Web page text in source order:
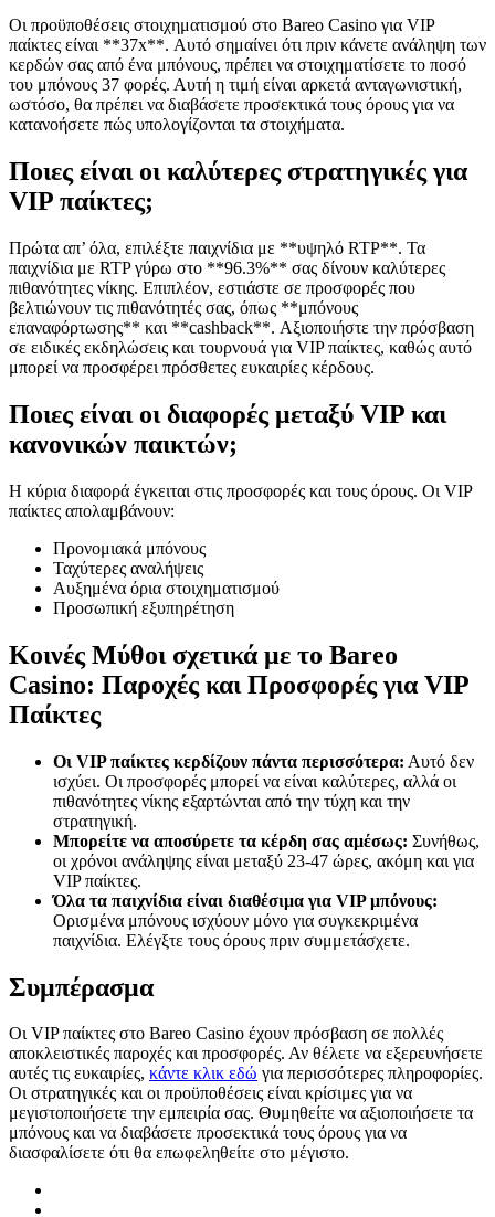
Οι προϋποθέσεις στοιχηματισμού στο Bareo Casino για VIP
παίκτες είναι **37x**. Αυτό σημαίνει ότι πριν κάνετε ανάληψη των
κερδών σας από ένα μπόνους, πρέπει να στοιχηματίσετε το ποσό
του μπόνους 37 φορές. Αυτή η τιμή είναι αρκετά ανταγωνιστική,
ωστόσο, θα πρέπει να διαβάσετε προσεκτικά τους όρους για να
κατανοήσετε πώς υπολογίζονται τα στοιχήματα.
Ποιες είναι οι καλύτερες στρατηγικές για
VIP παίκτες;
Πρώτα απ’ όλα, επιλέξτε παιχνίδια με **υψηλό RTP**. Τα
παιχνίδια με RTP γύρω στο **96.3%** σας δίνουν καλύτερες
πιθανότητες νίκης. Επιπλέον, εστιάστε σε προσφορές που
βελτιώνουν τις πιθανότητές σας, όπως **μπόνους
επαναφόρτωσης** και **cashback**. Αξιοποιήστε την πρόσβαση
σε ειδικές εκδηλώσεις και τουρνουά για VIP παίκτες, καθώς αυτό
μπορεί να προσφέρει πρόσθετες ευκαιρίες κέρδους.
Ποιες είναι οι διαφορές μεταξύ VIP και
κανονικών παικτών;
Η κύρια διαφορά έγκειται στις προσφορές και τους όρους. Οι VIP
παίκτες απολαμβάνουν:
Προνομιακά μπόνους
Ταχύτερες αναλήψεις
Αυξημένα όρια στοιχηματισμού
Προσωπική εξυπηρέτηση
Κοινές Μύθοι σχετικά με το Bareo
Casino: Παροχές και Προσφορές για VIP
Παίκτες
Οι VIP παίκτες κερδίζουν πάντα περισσότερα: Αυτό δεν
ισχύει. Οι προσφορές μπορεί να είναι καλύτερες, αλλά οι
πιθανότητες νίκης εξαρτώνται από την τύχη και την
στρατηγική.
Μπορείτε να αποσύρετε τα κέρδη σας αμέσως: Συνήθως,
οι χρόνοι ανάληψης είναι μεταξύ 23-47 ώρες, ακόμη και για
VIP παίκτες.
Όλα τα παιχνίδια είναι διαθέσιμα για VIP μπόνους:
Ορισμένα μπόνους ισχύουν μόνο για συγκεκριμένα
παιχνίδια. Ελέγξτε τους όρους πριν συμμετάσχετε.
Συμπέρασμα
Οι VIP παίκτες στο Bareo Casino έχουν πρόσβαση σε πολλές
αποκλειστικές παροχές και προσφορές. Αν θέλετε να εξερευνήσετε
αυτές τις ευκαιρίες, κάντε κλικ εδώ για περισσότερες πληροφορίες.
Οι στρατηγικές και οι προϋποθέσεις είναι κρίσιμες για να
μεγιστοποιήσετε την εμπειρία σας. Θυμηθείτε να αξιοποιήσετε τα
μπόνους και να διαβάσετε προσεκτικά τους όρους για να
διασφαλίσετε ότι θα επωφεληθείτε στο μέγιστο.